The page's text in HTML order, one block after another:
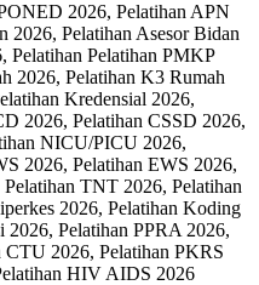
2026, Pelatihan APN
2026, Pelatihan Asesor Bidan
Pelatihan Pelatihan PMKP
2026, Pelatihan K3 Rumah
Kredensial 2026,
2026, Pelatihan CSSD 2026,
NICU/PICU 2026,
2026, Pelatihan EWS 2026,
TNT 2026, Pelatihan
2026, Pelatihan Koding
2026, Pelatihan PPRA 2026,
CTU 2026, Pelatihan PKRS
HIV AIDS 2026